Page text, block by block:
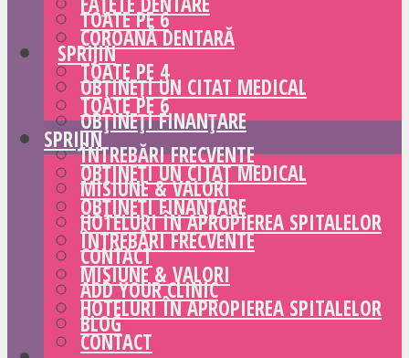
TOATE PE 6
SPRIJIN
OBȚINEȚI UN CITAT MEDICAL
OBȚINEȚI FINANȚARE
ÎNTREBĂRI FRECVENTE
MISIUNE & VALORI
HOTELURI ÎN APROPIEREA SPITALELOR
CONTACT
ADD YOUR CLINIC
BLOG
COROANĂ DENTARĂ
TOATE PE 4
TOATE PE 6
SPRIJIN
OBȚINEȚI UN CITAT MEDICAL
OBȚINEȚI FINANȚARE
ÎNTREBĂRI FRECVENTE
MISIUNE & VALORI
HOTELURI ÎN APROPIEREA SPITALELOR
CONTACT